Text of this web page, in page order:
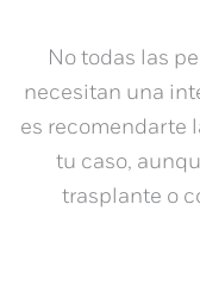
No todas las
necesitan una
es recomendarte
tu caso,
trasplante o